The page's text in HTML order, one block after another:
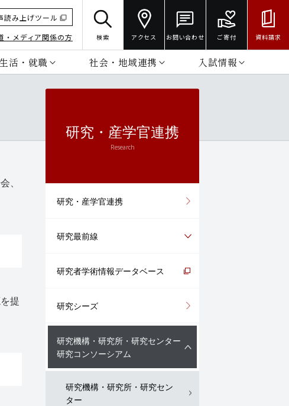
読み上げツール
・メディア関係の方 検索 アクセス お問い合わせ ご寄付 資料請求
活・就職 社会・地域連携 入試情報
、
提
研究・産学官連携
Research
研究・産学官連携
研究最前線
研究者学術情報データベース
研究シーズ
研究機構・研究所・研究センター
研究コンソーシアム
研究機構・研究所・研究セン
ター